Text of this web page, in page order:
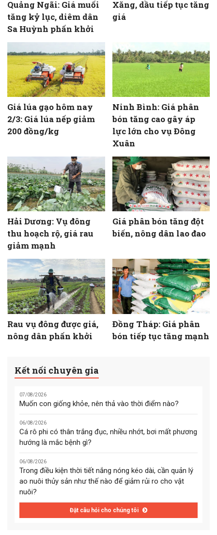
Quảng Ngãi: Giá muối
tăng kỷ lục, diêm dân
Sa Huỳnh phấn khởi
Xăng, dầu tiếp tục tăng
giá
Giá lúa gạo hôm nay
2/3: Giá lúa nếp giảm
200 đồng/kg
Ninh Bình: Giá phân
bón tăng cao gây áp
lực lớn cho vụ Đông
Xuân
Hải Dương: Vụ đông
thu hoạch rộ, giá rau
giảm mạnh
Giá phân bón tăng đột
biến, nông dân lao đao
Rau vụ đông được giá,
nông dân phấn khởi
Đồng Tháp: Giá phân
bón tiếp tục tăng mạnh
Kết nối chuyên gia
07/08/2026
Muốn con giống khỏe, nên thả vào thời điểm nào?
06/08/2026
Cá rô phi có thân trắng đục, nhiều nhớt, bơi mất phương
hướng là mắc bệnh gì?
06/08/2026
Trong điều kiện thời tiết nắng nóng kéo dài, cần quản lý
ao nuôi thủy sản như thế nào để giảm rủi ro cho vật
nuôi?
Đặt câu hỏi cho chúng tôi